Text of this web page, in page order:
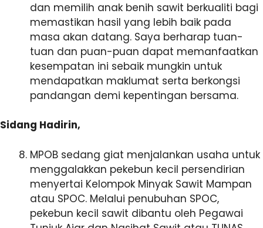
dan memilih anak benih sawit berkualiti bagi
memastikan hasil yang lebih baik pada
masa akan datang. Saya berharap tuan-
tuan dan puan-puan dapat memanfaatkan
kesempatan ini sebaik mungkin untuk
mendapatkan maklumat serta berkongsi
pandangan demi kepentingan bersama.
Sidang Hadirin,
MPOB sedang giat menjalankan usaha untuk
menggalakkan pekebun kecil persendirian
menyertai Kelompok Minyak Sawit Mampan
atau SPOC. Melalui penubuhan SPOC,
pekebun kecil sawit dibantu oleh Pegawai